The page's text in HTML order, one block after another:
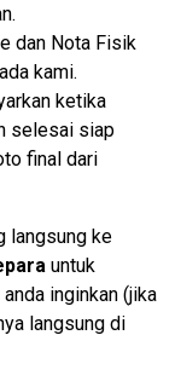
dan Nota Fisik
kami.
ketika
selesai siap
final dari
langsung ke
untuk
inginkan (jika
langsung di